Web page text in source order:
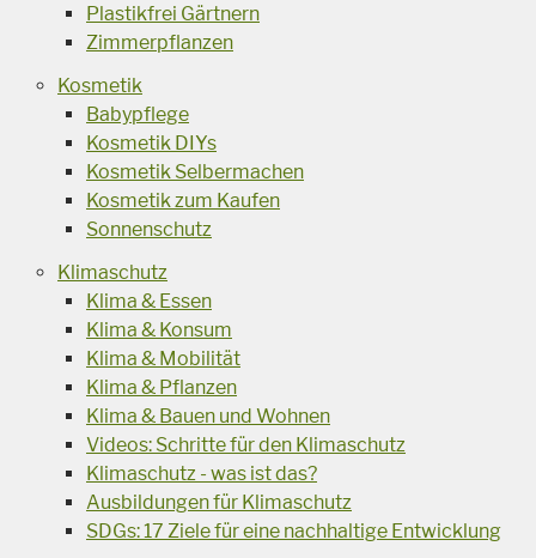
Plastikfrei Gärtnern
Zimmerpflanzen
Kosmetik
Babypflege
Kosmetik DIYs
Kosmetik Selbermachen
Kosmetik zum Kaufen
Sonnenschutz
Klimaschutz
Klima & Essen
Klima & Konsum
Klima & Mobilität
Klima & Pflanzen
Klima & Bauen und Wohnen
Videos: Schritte für den Klimaschutz
Klimaschutz - was ist das?
Ausbildungen für Klimaschutz
SDGs: 17 Ziele für eine nachhaltige Entwicklung